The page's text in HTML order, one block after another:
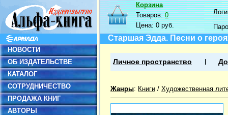
НОВОСТИ
ОБ ИЗДАТЕЛЬСТВЕ
КАТАЛОГ
СОТРУДНИЧЕСТВО
ПРОДАЖА КНИГ
АВТОРЫ
Корзина
Товаров:0
Цена:0 руб.
Старшая Эдда. Песни о
Личное пространство
Жанры: Книги / Художественная